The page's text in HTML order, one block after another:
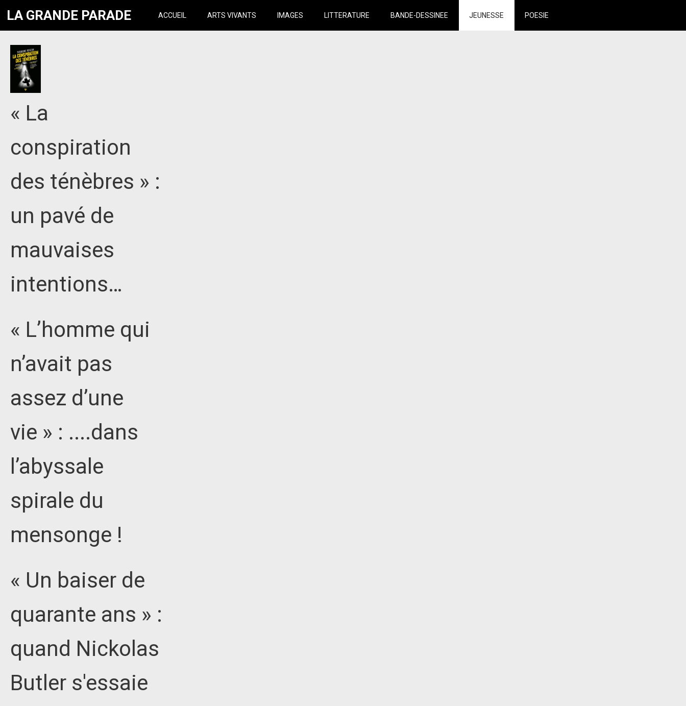
LA GRANDE PARADE ACCUEIL ARTS VIVANTS IMAGES LITTERATURE BANDE-DESSINEE JEUNESSE POESIE
« La
conspiration
des ténèbres » :
un pavé de
mauvaises
intentions…
« L’homme qui
n’avait pas
assez d’une
vie » : ....dans
l’abyssale
spirale du
mensonge !
« Un baiser de
quarante ans » :
quand Nickolas
Butler s'essaie